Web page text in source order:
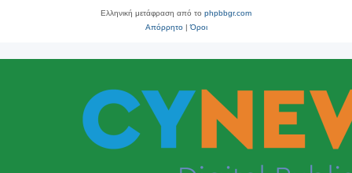
Ελληνική μετάφραση από το phpbbgr.com
Απόρρητο|Όροι